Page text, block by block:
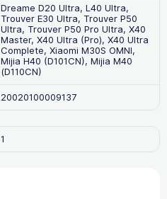
Dreame D20 Ultra, L40 Ultra,
Trouver E30 Ultra, Trouver P50
Ultra, Trouver P50 Pro Ultra, X40
Master, X40 Ultra (Pro), X40 Ultra
Complete, Xiaomi M30S OMNI,
Mijia H40 (D101CN), Mijia M40
(D110CN)
20020100009137
1